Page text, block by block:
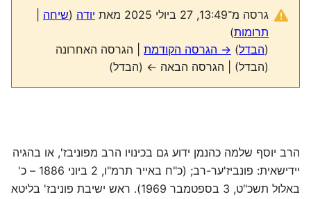
גרסה מ־13:49, 27 ביולי 2025 מאת יודה (שיחה
תרומות)
(הבדל) → הגרסה הקודמת | הגרסה האחרונה
(הבדל) | הגרסה הבאה ← (הבדל)
הרב יוסף שלמה כהנמן ידוע גם בכינויו הרב מפוניבז', או בהגיה
יידישאית: פונביז'ער-רב; (כ"ח באייר תרמ"ו, 2 ביוני 1886 – כ'
באלול תשכ"ט, 3 בספטמבר 1969). ראש ישיבת פוניבז' בליטא